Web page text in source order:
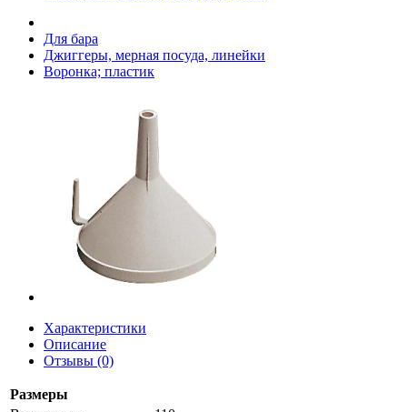
Для бара
Джиггеры, мерная посуда, линейки
Воронка; пластик
Характеристики
Описание
Отзывы (0)
Размеры